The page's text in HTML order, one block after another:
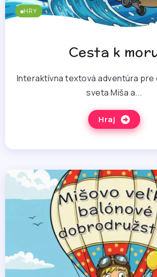
HRY
Cesta k
Interaktívna textová adventúra pre
sveta Miša a...
Hraj